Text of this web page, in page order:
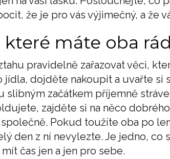
že je pro vás výjimečný, a že
které máte oba
pravidelně zařazovat věci,
dojděte nakoupit a uvařte si
slibným začátkem příjemně
zajděte si na něco
Pokud toužíte oba po
den z ní nevylezte. Je jedno, co
čas jen a jen pro sebe.